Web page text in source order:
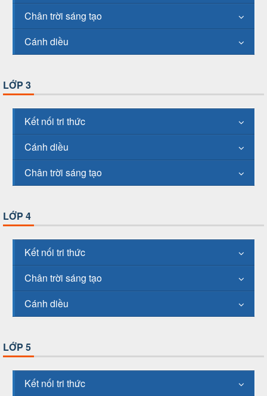
Chân trời sáng tạo
Cánh diều
LỚP 3
Kết nối tri thức
Cánh diều
Chân trời sáng tạo
LỚP 4
Kết nối tri thức
Chân trời sáng tạo
Cánh diều
LỚP 5
Kết nối tri thức